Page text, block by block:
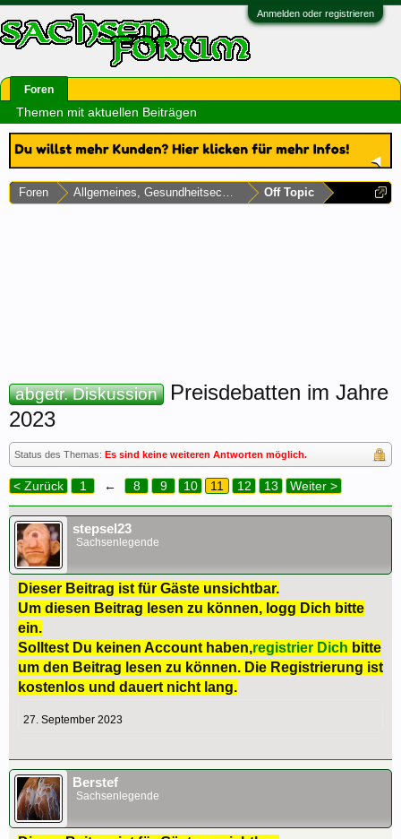
Anmelden oder registrieren
Foren Allgemeines, Gesundheitsecke & Umfragen
Off Topic
abgetr. Diskussion
Preisdebatten im Jahre
2023
Status des Themas: Es sind keine weiteren Antworten möglich.
< Zurück 1 ← 8 9 10 11 12 13 Weiter >
stepsel23
Sachsenlegende
Dieser Beitrag ist für Gäste unsichtbar.
Um diesen Beitrag lesen zu können, logg Dich bitte
ein.
Solltest Du keinen Account haben,registrier Dich bitte
um den Beitrag lesen zu können. Die Registrierung ist
kostenlos und dauert nicht lang.
27. September 2023
Berstef
Sachsenlegende
Foren
Themen mit aktuellen Beiträgen